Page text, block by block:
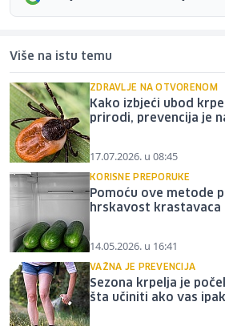
Više na istu temu
ZDRAVLJE NA OTVORENOM
Kako izbjeći ubod
prirodi, prevencija je
17.07.2026. u 08:45
KORISNE PREPORUKE
Pomoću ove metode
hrskavost krastavaca
14.05.2026. u 16:41
VAŽNA JE PREVENCIJA
Sezona krpelja je
šta učiniti ako vas